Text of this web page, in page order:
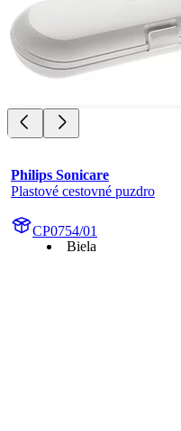
Philips Sonicare
Plastové cestovné puzdro
CP0754/01
Biela